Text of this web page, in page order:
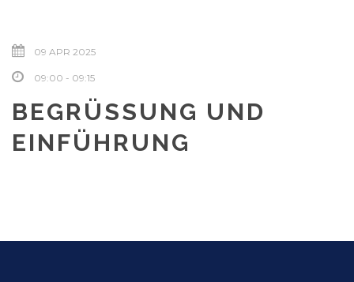
09 APR 2025
09:00 - 09:15
BEGRÜSSUNG UND
EINFÜHRUNG